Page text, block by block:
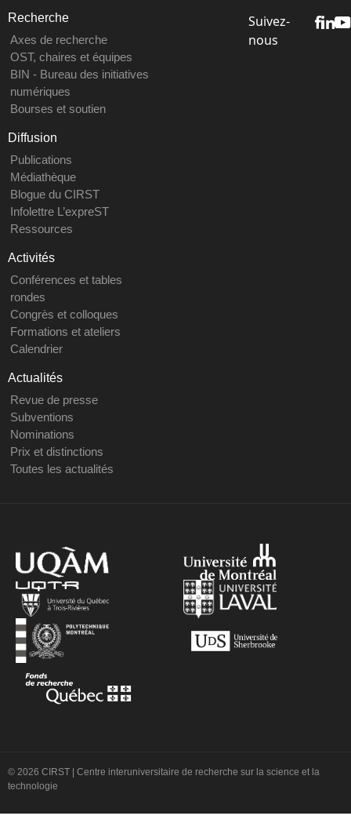
Recherche
Axes de recherche
OST, chaires et équipes
BIN - Bureau des initiatives
numériques
Bourses et soutien
Diffusion
Publications
Médiathèque
Blogue du CIRST
Infolettre L’expreST
Ressources
Activités
Conférences et tables
rondes
Congrès et colloques
Formations et ateliers
Calendrier
Actualités
Revue de presse
Subventions
Nominations
Prix et distinctions
Toutes les actualités
Suivez-
nous
© 2026 CIRST | Centre interuniversitaire de recherche sur la science et la
technologie